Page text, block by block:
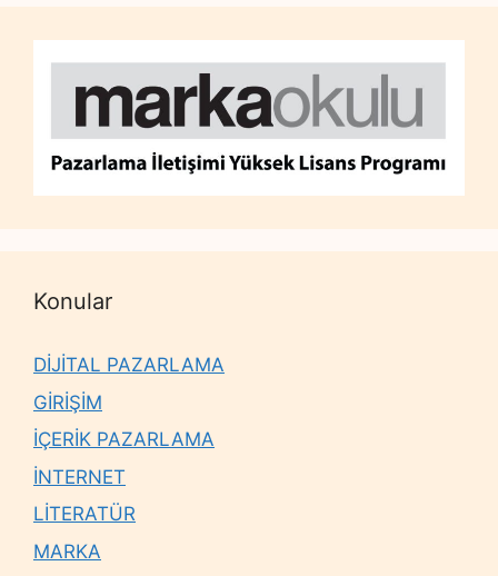
Konular
DİJİTAL PAZARLAMA
GİRİŞİM
İÇERİK PAZARLAMA
İNTERNET
LİTERATÜR
MARKA